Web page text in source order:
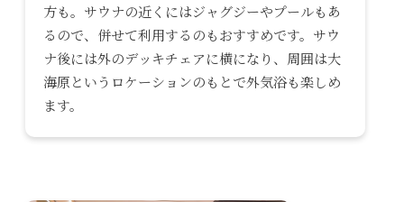
方も。サウナの近くにはジャグジーやプールもあ
るので、併せて利用するのもおすすめです。サウ
ナ後には外のデッキチェアに横になり、周囲は大
海原というロケーションのもとで外気浴も楽しめ
ます。